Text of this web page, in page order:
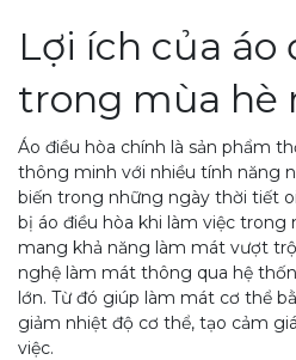
Lợi ích của áo
trong mùa hè
Áo điều hòa chính là sản phẩm
thông minh với nhiều tính năng
biến trong những ngày thời tiết
bị áo điều hòa khi làm việc
mang khả năng làm mát vượt
nghệ làm mát thông qua hệ
lớn. Từ đó giúp làm mát cơ thể
giảm nhiệt độ cơ thể, tạo cảm
việc.